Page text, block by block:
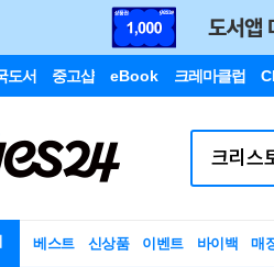
도서 중고샵 eBook 크레마클럽
베스트 신상품 이벤트 바이백 매